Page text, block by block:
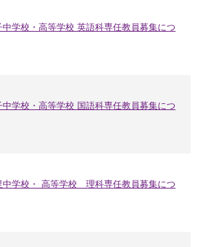
中学校・高等学校 英語科専任教員募集につ
中学校・高等学校 国語科専任教員募集につ
中学校・ 高等学校 理科専任教員募集につ